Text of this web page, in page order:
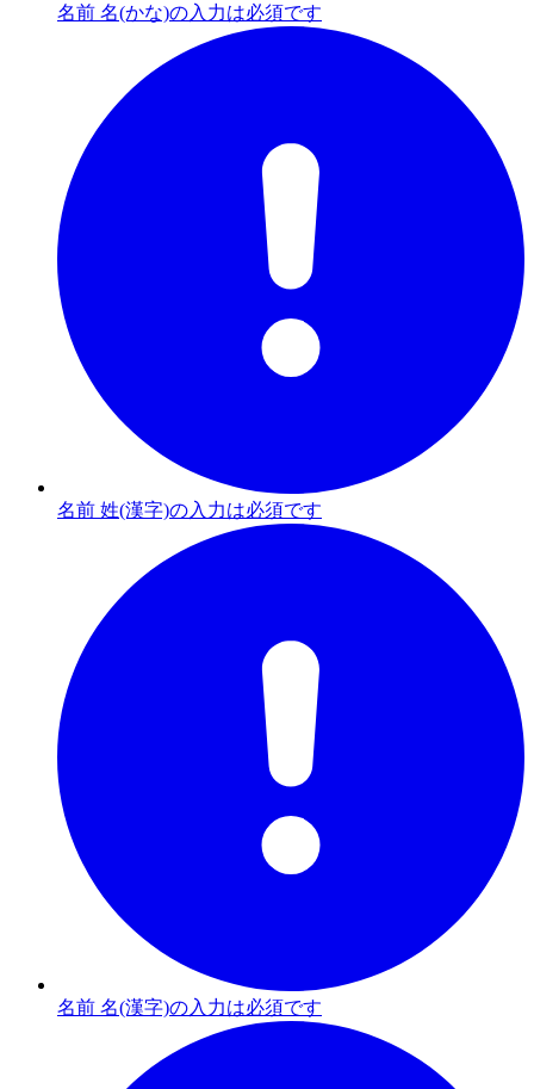
名前 名(かな)の入力は必須です
名前 姓(漢字)の入力は必須です
名前 名(漢字)の入力は必須です